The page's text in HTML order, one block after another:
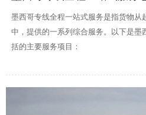
墨西哥专线全程一站式服务是指货物从
中，提供的一系列综合服务。以下是墨
括的主要服务项目：